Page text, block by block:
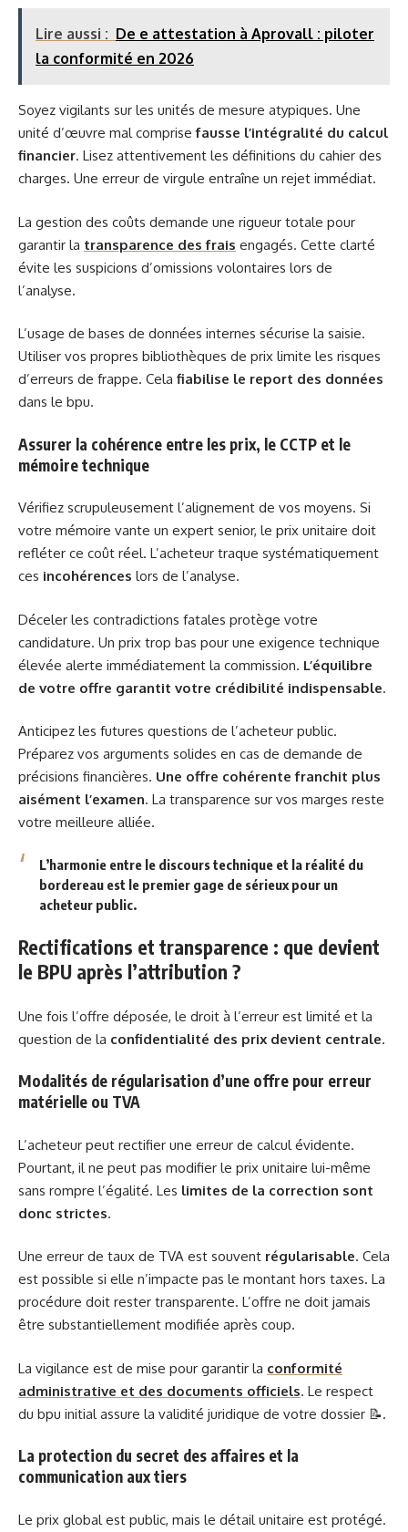
Lire aussi : De e attestation à Aprovall : piloter
la conformité en 2026
Soyez vigilants sur les unités de mesure atypiques. Une
unité d’œuvre mal comprisefausse l’intégralité du calcul
financier. Lisez attentivement les définitions du cahier des
charges. Une erreur de virgule entraîne un rejet immédiat.
La gestion des coûts demande une rigueur totale pour
garantir la transparence des frais engagés. Cette clarté
évite les suspicions d’omissions volontaires lors de
l’analyse.
L’usage de bases de données internes sécurise la saisie.
Utiliser vos propres bibliothèques de prix limite les risques
d’erreurs de frappe. Cela fiabilise le report des données
dans le bpu.
Assurer la cohérence entre les prix, le CCTP et le
mémoire technique
Vérifiez scrupuleusement l’alignement de vos moyens. Si
votre mémoire vante un expert senior, le prix unitaire doit
refléter ce coût réel. L’acheteur traque systématiquement
ces incohérences lors de l’analyse.
Déceler les contradictions fatales protège votre
candidature. Un prix trop bas pour une exigence technique
élevée alerte immédiatement la commission. L’équilibre
de votre offre garantit votre crédibilité indispensable.
Anticipez les futures questions de l’acheteur public.
Préparez vos arguments solides en cas de demande de
précisions financières. Une offre cohérente franchit plus
aisément l’examen. La transparence sur vos marges reste
votre meilleure alliée.
L’harmonie entre le discours technique et la réalité du
bordereau est le premier gage de sérieuxpour un
acheteur public.
Rectifications et transparence : que devient
le BPU après l’attribution ?
Une fois l’offre déposée, le droit à l’erreur est limité et la
question de la confidentialité des prix devient centrale.
Modalités de régularisation d’une offre pour erreur
matérielle ou TVA
L’acheteur peut rectifier une erreur de calcul évidente.
Pourtant, il ne peut pas modifier le prix unitaire lui-même
sans rompre l’égalité. Les limites de la correction sont
donc strictes.
Une erreur de taux de TVA est souvent régularisable. Cela
est possible si elle n’impacte pas le montant hors taxes. La
procédure doit rester transparente. L’offre ne doit jamais
être substantiellement modifiée après coup.
La vigilance est de mise pour garantir la conformité
administrative et des documents officiels. Le respect
du bpu initial assure la validité juridique de votre dossier 📝.
La protection du secret des affaires et la
communication aux tiers
Le prix global est public, mais le détail unitaire est protégé.